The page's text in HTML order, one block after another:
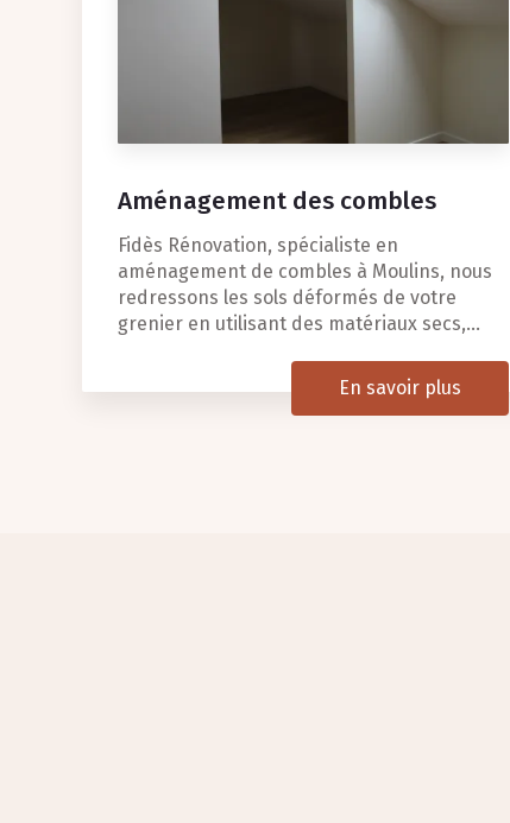
Aménagement des combles
Fidès Rénovation, spécialiste en
aménagement de combles à Moulins, nous
redressons les sols déformés de votre
grenier en utilisant des matériaux secs,...
En savoir plus